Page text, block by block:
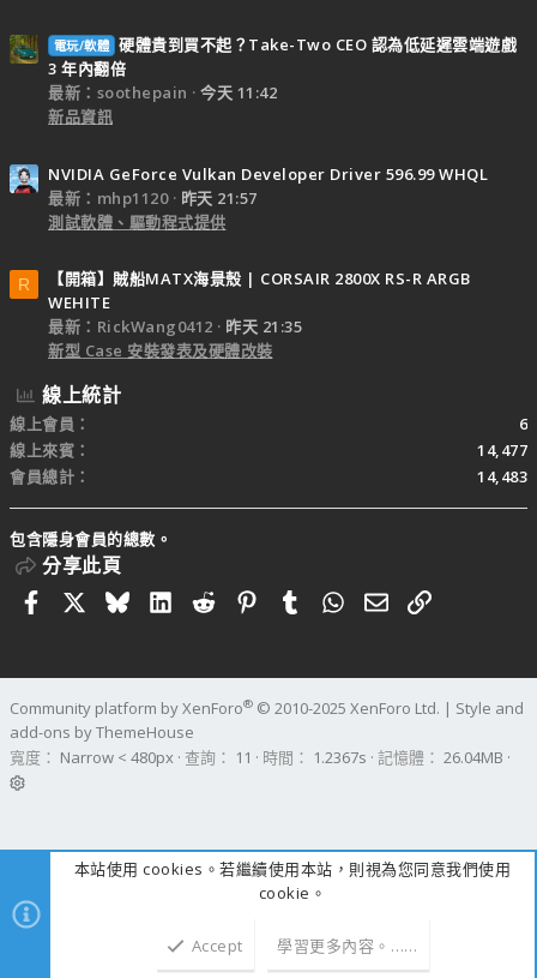
電玩/軟體 硬體貴到買不起？Take-Two CEO 認為低延遲雲端遊戲
3 年內翻倍
最新：soothepain
今天 11:42
新品資訊
NVIDIA GeForce Vulkan Developer Driver 596.99 WHQL
最新：mhp1120
昨天 21:57
測試軟體、驅動程式提供
R
【開箱】賊船MATX海景殼 | CORSAIR 2800X RS-R ARGB
WEHITE
最新：RickWang0412
昨天 21:35
新型 Case 安裝發表及硬體改裝
線上統計
線上會員
6
線上來賓
14,477
會員總計
14,483
包含隱身會員的總數。
分享此頁
FacebookBlueskyLinkedIn
RedditPinterestTumblrWhatsApp
電子郵件
連結
Community platform by XenForo® © 2010-2025 XenForo Ltd. | Style and
add-ons by ThemeHouse
寬度
查詢 11 時間 1.2367s 記憶體 26.04MB
本站使用 cookies。若繼續使用本站，則視為您同意我們使用
cookie。
Accept 學習更多內容。……